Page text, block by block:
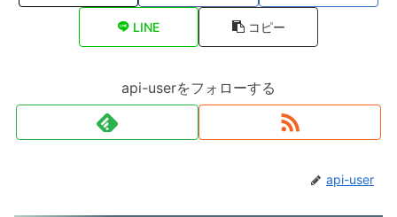
LINE コピー
api-userをフォローする
api-user